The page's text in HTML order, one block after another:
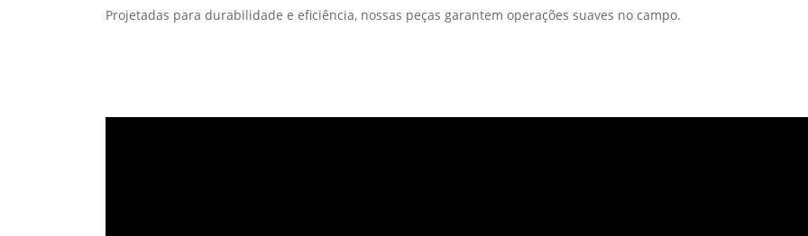
Projetadas para durabilidade e eficiência, nossas peças garantem operações suaves no campo.